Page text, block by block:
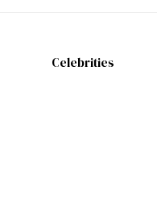
Celebrities